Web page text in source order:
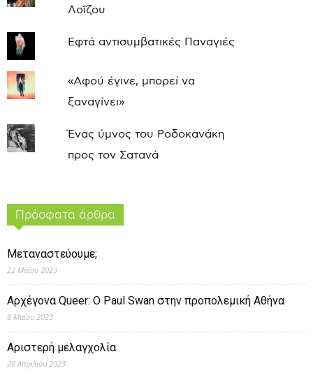
Λοΐζου
Εφτά αντισυμβατικές Παναγιές
«Αφού έγινε, μπορεί να
ξαναγίνει»
Ένας ύμνος του Ροδοκανάκη
προς τον Σατανά
Πρόσφατα άρθρα
Μεταναστεύουμε;
22 Μαΐου 2023
Αρχέγονα Queer: O Paul Swan στην προπολεμική Αθήνα
8 Μαΐου 2023
Αριστερή μελαγχολία
28 Απριλίου 2023